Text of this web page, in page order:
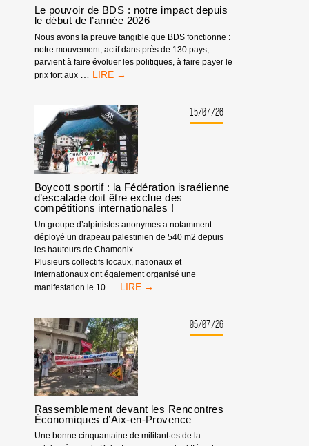
Le pouvoir de BDS : notre impact depuis
le début de l’année 2026
Nous avons la preuve tangible que BDS fonctionne :
notre mouvement, actif dans près de 130 pays,
parvient à faire évoluer les politiques, à faire payer le
prix fort aux
LE
BDS
:
NOTRE
IMPACT
DEPUIS
LE
DÉBUT
DE
L’ANNÉE
2026
15/07/26
Boycott sportif : la Fédération israélienne
d’escalade doit être exclue des
compétitions internationales !
Un groupe d’alpinistes anonymes a notamment
déployé un drapeau palestinien de 540 m2 depuis
les hauteurs de Chamonix.
Plusieurs collectifs locaux, nationaux et
internationaux ont également organisé une
manifestation le 10
BOYCOTT
LA
FÉDÉRATION
ISRAÉLIENNE
D’ESCALADE
DOIT
ÊTRE
EXCLUE
DES
COMPÉTITIONS
INTERNATIONALES
05/07/26
Rassemblement devant les Rencontres
Économiques d’Aix-en-Provence
Une bonne cinquantaine de militant·es de la